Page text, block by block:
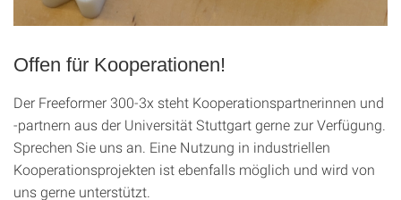
Offen für Kooperationen!
Der Freeformer 300-3x steht Kooperationspartnerinnen und
-partnern aus der Universität Stuttgart gerne zur Verfügung.
Sprechen Sie uns an. Eine Nutzung in industriellen
Kooperationsprojekten ist ebenfalls möglich und wird von
uns gerne unterstützt.